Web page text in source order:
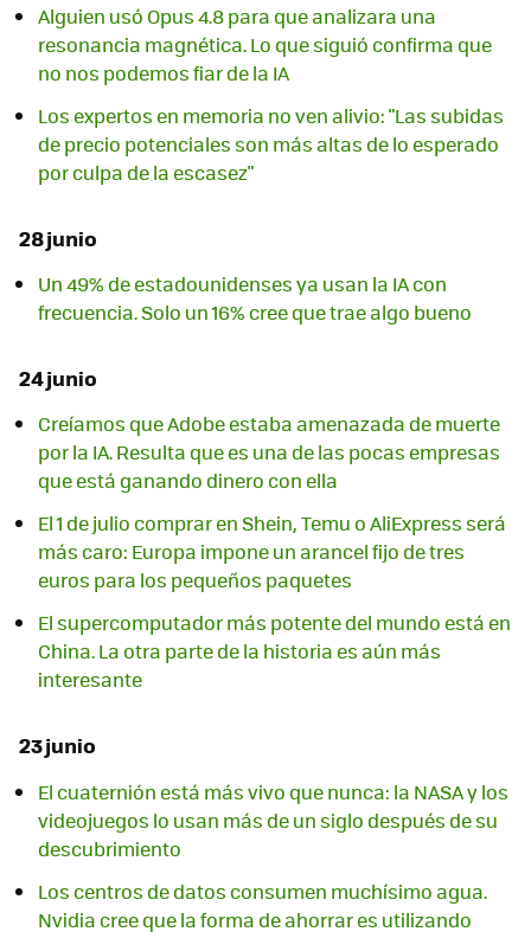
Alguien usó Opus 4.8 para que analizara una
resonancia magnética. Lo que siguió confirma que
no nos podemos fiar de la IA
Los expertos en memoria no ven alivio: "Las subidas
de precio potenciales son más altas de lo esperado
por culpa de la escasez"
28 junio
Un 49% de estadounidenses ya usan la IA con
frecuencia. Solo un 16% cree que trae algo bueno
24 junio
Creíamos que Adobe estaba amenazada de muerte
por la IA. Resulta que es una de las pocas empresas
que está ganando dinero con ella
El 1 de julio comprar en Shein, Temu o AliExpress será
más caro: Europa impone un arancel fijo de tres
euros para los pequeños paquetes
El supercomputador más potente del mundo está en
China. La otra parte de la historia es aún más
interesante
23 junio
El cuaternión está más vivo que nunca: la NASA y los
videojuegos lo usan más de un siglo después de su
descubrimiento
Los centros de datos consumen muchísimo agua.
Nvidia cree que la forma de ahorrar es utilizando